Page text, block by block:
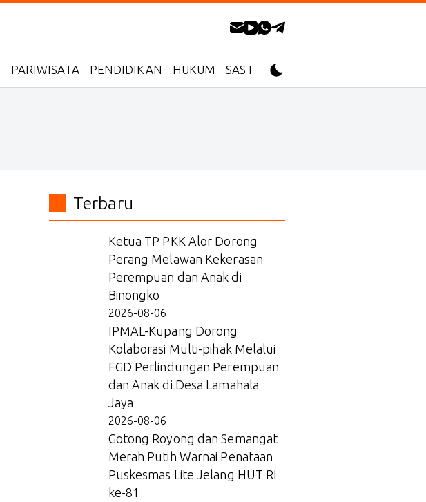
PARIWISATA PENDIDIKAN HUKUM SASTRA
Terbaru
Ketua TP PKK Alor Dorong
Perang Melawan Kekerasan
Perempuan dan Anak di
Binongko
2026-08-06
IPMAL-Kupang Dorong
Kolaborasi Multi-pihak Melalui
FGD Perlindungan Perempuan
dan Anak di Desa Lamahala
Jaya
2026-08-06
Gotong Royong dan Semangat
Merah Putih Warnai Penataan
Puskesmas Lite Jelang HUT RI
ke-81